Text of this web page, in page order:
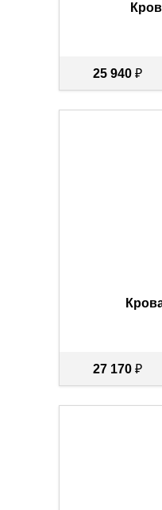
25 940 ₽
27 170 ₽